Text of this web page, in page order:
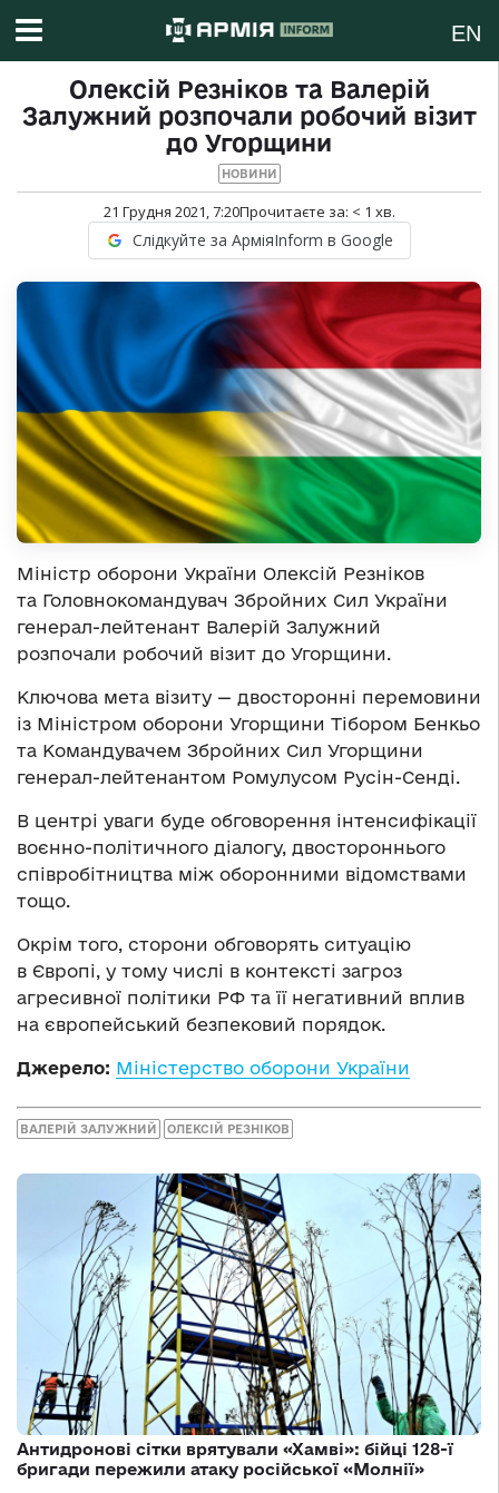
EN
Олексій Резніков та Валерій
Залужний розпочали робочий візит
до Угорщини
НОВИНИ
21 Грудня 2021, 7:20Прочитаєте за: < 1 хв.
Слідкуйте за АрміяInform в Google
Міністр оборони України Олексій Резніков
та Головнокомандувач Збройних Сил України
генерал-лейтенант Валерій Залужний
розпочали робочий візит до Угорщини.
Ключова мета візиту — двосторонні перемовини
із Міністром оборони Угорщини Тібором Бенкьо
та Командувачем Збройних Сил Угорщини
генерал-лейтенантом Ромулусом Русін-Сенді.
В центрі уваги буде обговорення інтенсифікації
воєнно-політичного діалогу, двостороннього
співробітництва між оборонними відомствами
тощо.
Окрім того, сторони обговорять ситуацію
в Європі, у тому числі в контексті загроз
агресивної політики РФ та її негативний вплив
на європейський безпековий порядок.
Джерело: Міністерство оборони України
ВАЛЕРІЙ ЗАЛУЖНИЙ ОЛЕКСІЙ РЕЗНІКОВ
Антидронові сітки врятували «Хамві»: бійці 128-ї
бригади пережили атаку російської «Молнії»